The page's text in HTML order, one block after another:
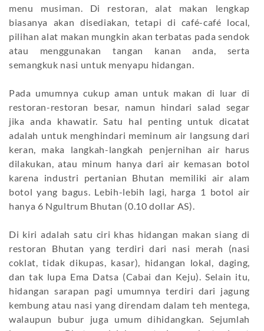
menu musiman. Di restoran, alat makan lengkap
biasanya akan disediakan, tetapi di café-café local,
pilihan alat makan mungkin akan terbatas pada sendok
atau menggunakan tangan kanan anda, serta
semangkuk nasi untuk menyapu hidangan.
Pada umumnya cukup aman untuk makan di luar di
restoran-restoran besar, namun hindari salad segar
jika anda khawatir. Satu hal penting untuk dicatat
adalah untuk menghindari meminum air langsung dari
keran, maka langkah-langkah penjernihan air harus
dilakukan, atau minum hanya dari air kemasan botol
karena industri pertanian Bhutan memiliki air alam
botol yang bagus. Lebih-lebih lagi, harga 1 botol air
hanya 6 Ngultrum Bhutan (0.10 dollar AS).
Di kiri adalah satu ciri khas hidangan makan siang di
restoran Bhutan yang terdiri dari nasi merah (nasi
coklat, tidak dikupas, kasar), hidangan lokal, daging,
dan tak lupa Ema Datsa (Cabai dan Keju). Selain itu,
hidangan sarapan pagi umumnya terdiri dari jagung
kembung atau nasi yang direndam dalam teh mentega,
walaupun bubur juga umum dihidangkan. Sejumlah